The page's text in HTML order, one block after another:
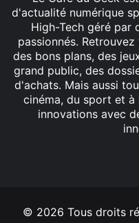
d'actualité numérique
High-Tech géré par
passionnés.
des bons plans, des
grand public, des
d'achats. Mais aussi
cinéma, du sport et à
innovations avec
© 2026 Tous droits